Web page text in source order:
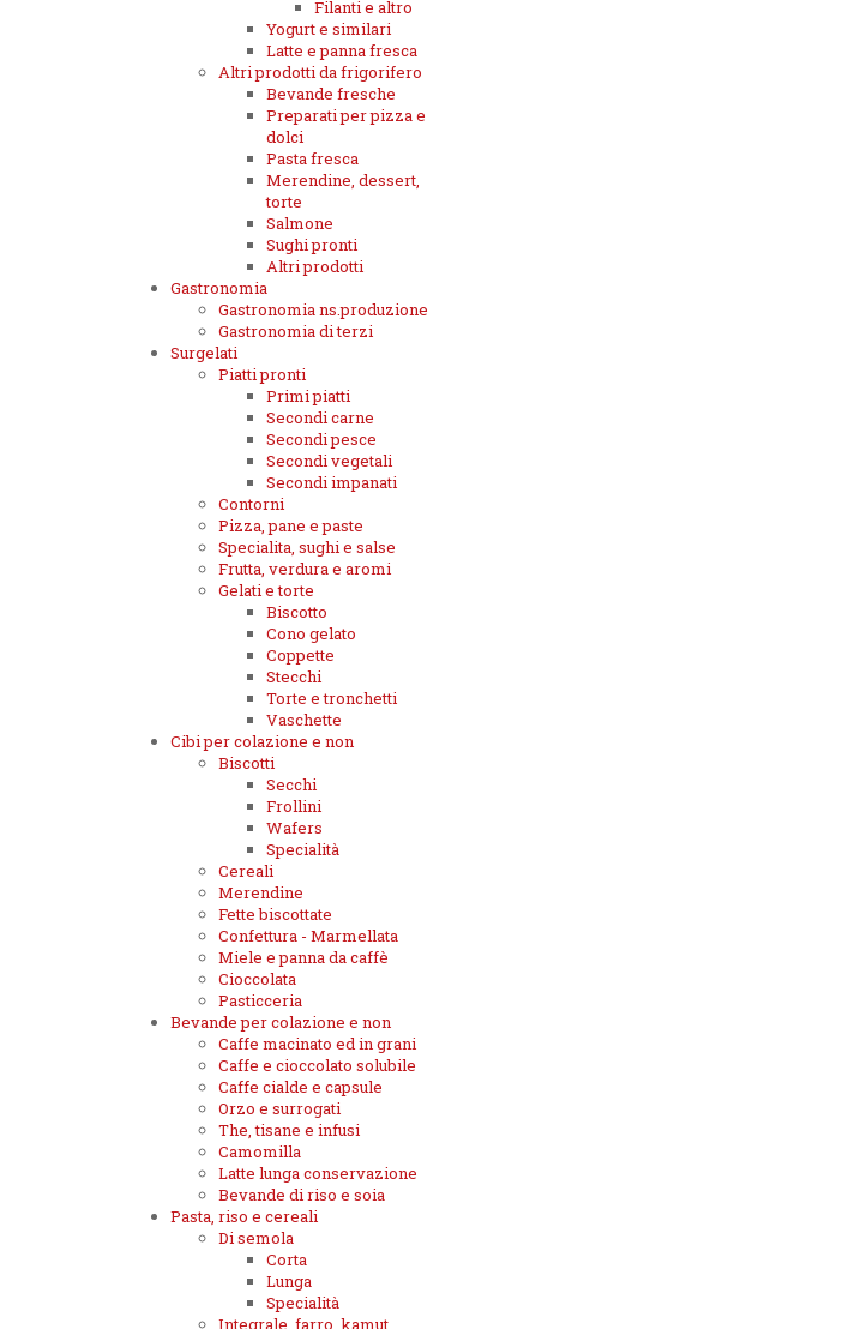
Filanti e altro
Yogurt e similari
Latte e panna fresca
Altri prodotti da frigorifero
Bevande fresche
Preparati per pizza e
dolci
Pasta fresca
Merendine, dessert,
torte
Salmone
Sughi pronti
Altri prodotti
Gastronomia
Gastronomia ns.produzione
Gastronomia di terzi
Surgelati
Piatti pronti
Primi piatti
Secondi carne
Secondi pesce
Secondi vegetali
Secondi impanati
Contorni
Pizza, pane e paste
Specialita, sughi e salse
Frutta, verdura e aromi
Gelati e torte
Biscotto
Cono gelato
Coppette
Stecchi
Torte e tronchetti
Vaschette
Cibi per colazione e non
Biscotti
Secchi
Frollini
Wafers
Specialità
Cereali
Merendine
Fette biscottate
Confettura - Marmellata
Miele e panna da caffè
Cioccolata
Pasticceria
Bevande per colazione e non
Caffe macinato ed in grani
Caffe e cioccolato solubile
Caffe cialde e capsule
Orzo e surrogati
The, tisane e infusi
Camomilla
Latte lunga conservazione
Bevande di riso e soia
Pasta, riso e cereali
Di semola
Corta
Lunga
Specialità
Integrale, farro, kamut